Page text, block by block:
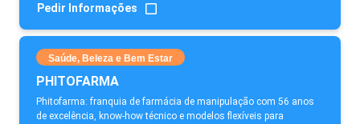
Pedir Informações
Saúde, Beleza e Bem Estar
PHITOFARMA
Phitofarma: franquia de farmácia de manipulação com 56 anos
de excelência, know-how técnico e modelos flexíveis para